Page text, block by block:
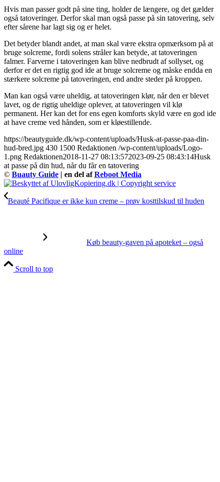
Hvis man passer godt på sine ting, holder de længere, og det gælder
også tatoveringer. Derfor skal man også passe på sin tatovering, selv
efter sårene har lagt sig og er helet.
Det betyder blandt andet, at man skal være ekstra opmærksom på at
bruge solcreme, fordi solens stråler kan betyde, at tatoveringen
falmer. Farverne i tatoveringen kan blive nedbrudt af sollyset, og
derfor er det en rigtig god ide at bruge solcreme og måske endda en
stærkere solcreme på tatoveringen, end andre steder på kroppen.
Man kan også være uheldig, at tatoveringen klør, når den er blevet
lavet, og de rigtig uheldige oplever, at tatoveringen vil klø
permanent. Her kan det for ens egen komforts skyld være en god ide
at have creme ved hånden, som er kløestillende.
https://beautyguide.dk/wp-content/uploads/Husk-at-passe-paa-din-
hud-bred.jpg 430 1500 Redaktionen /wp-content/uploads/Logo-
1.png Redaktionen2018-11-27 08:13:572023-09-25 08:43:14Husk
at passe på din hud, når du får en tatovering
© Buauty Guide | en del afReboot Media
Beauté Pacifique er ikke kun creme – prøv kosttilskud til huden
Køb beauty-gaven på apoteket – også
online
Scroll to top